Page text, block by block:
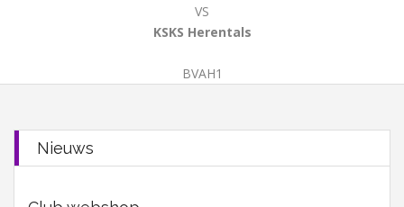
VS
KSKS Herentals
BVAH1
Nieuws